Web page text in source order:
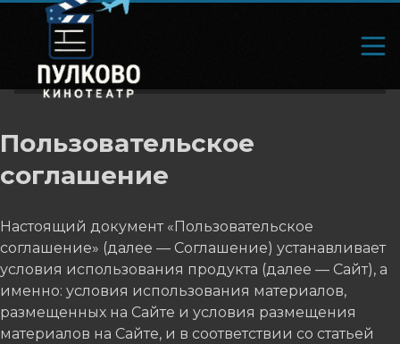
Пользовательское
соглашение
Настоящий документ «Пользовательское
соглашение» (далее — Соглашение) устанавливает
условия использования продукта (далее — Сайт), а
именно: условия использования материалов,
размещенных на Сайте и условия размещения
материалов на Сайте, и в соответствии со статьей